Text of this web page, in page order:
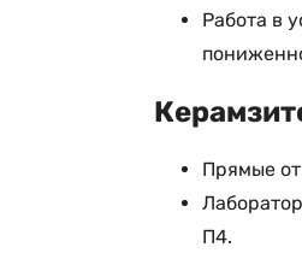
Работа в
Прямые
П4.